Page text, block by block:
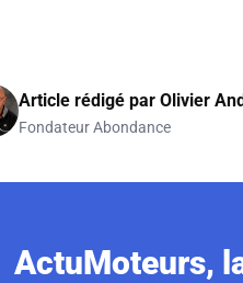
Article rédigé par Olivier
Fondateur Abondance
ActuMoteurs,